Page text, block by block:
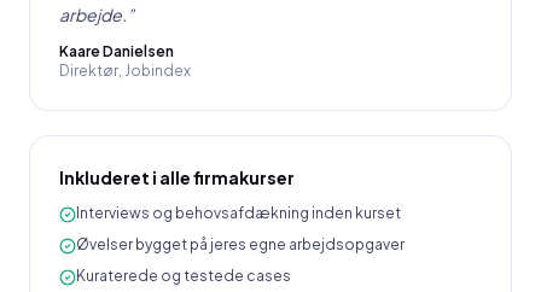
arbejde. ”
Kaare Danielsen
Direktør, Jobindex
Inkluderet i alle firmakurser
Interviews og behovsafdækning inden kurset
Øvelser bygget på jeres egne arbejdsopgaver
Kuraterede og testede cases